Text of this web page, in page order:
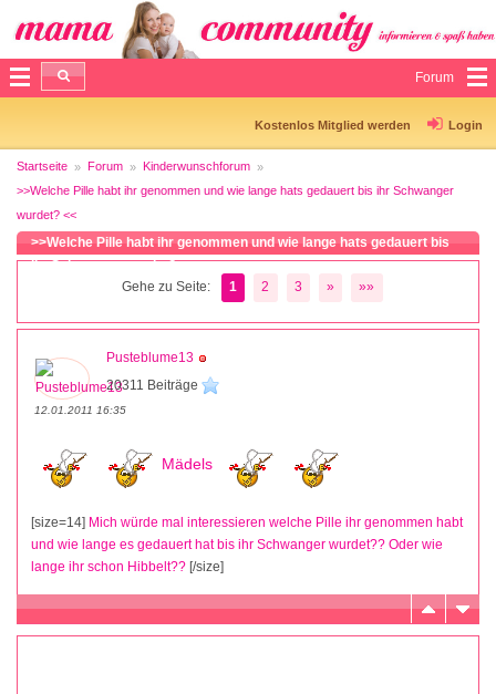
Forum
Kostenlos Mitglied werden Login
Startseite Forum
Kinderwunschforum
>>Welche Pille habt ihr genommen und wie lange hats gedauert bis ihr Schwanger
wurdet? <<
>>Welche Pille habt ihr genommen und wie lange hats gedauert bis
ihr Schwanger wurdet? <<
Gehe zu Seite:
1 2 3 » »»
Pusteblume13
20311 Beiträge
12.01.2011 16:35
Mädels
[size=14] Mich würde mal interessieren welche Pille ihr genommen habt
und wie lange es gedauert hat bis ihr Schwanger wurdet?? Oder wie
lange ihr schon Hibbelt?? [/size]